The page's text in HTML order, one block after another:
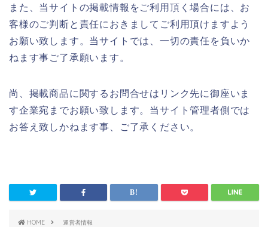
また、当サイトの掲載情報をご利用頂く場合には、お
客様のご判断と責任におきましてご利用頂けますよう
お願い致します。当サイトでは、一切の責任を負いか
ねます事ご了承願います。
尚、掲載商品に関するお問合せはリンク先に御座いま
す企業宛までお願い致します。当サイト管理者側では
お答え致しかねます事、ご了承ください。
HOME 運営者情報